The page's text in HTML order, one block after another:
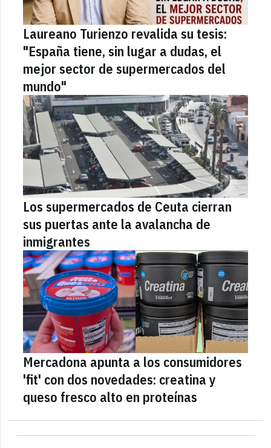
Laureano Turienzo revalida su tesis:
"España tiene, sin lugar a dudas, el
mejor sector de supermercados del
mundo"
Los supermercados de Ceuta cierran
sus puertas ante la avalancha de
inmigrantes
Mercadona apunta a los consumidores
'fit' con dos novedades: creatina y
queso fresco alto en proteínas